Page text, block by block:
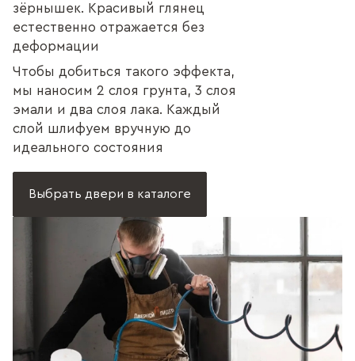
зёрнышек. Красивый глянец
естественно отражается без
деформации
Чтобы добиться такого эффекта,
мы наносим 2 слоя грунта, 3 слоя
эмали и два слоя лака. Каждый
слой шлифуем вручную до
идеального состояния
Выбрать двери в каталоге